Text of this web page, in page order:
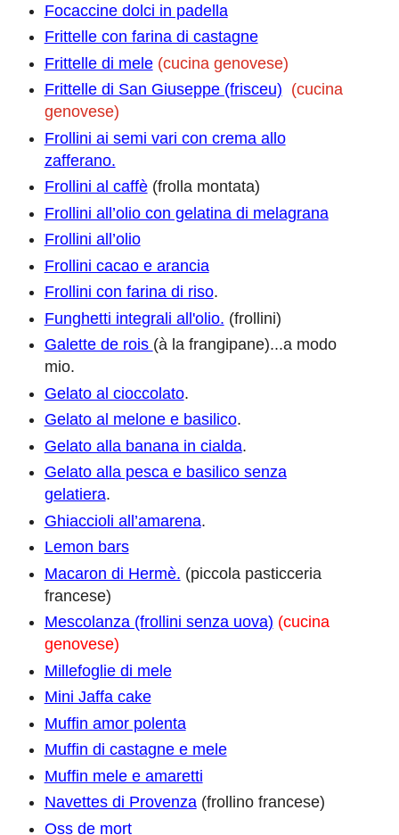
Focaccine dolci in padella
Frittelle con farina di castagne
Frittelle di mele (cucina genovese)
Frittelle di San Giuseppe (frisceu) (cucina
genovese)
Frollini ai semi vari con crema allo
zafferano.
Frollini al caffè(frolla montata)
Frollini all’olio con gelatina di melagrana
Frollini all’olio
Frollini cacao e arancia
Frollini con farina di riso.
Funghetti integrali all'olio. (frollini)
Galette de rois (à la frangipane)...a modo
mio.
Gelato al cioccolato.
Gelato al melone e basilico.
Gelato alla banana in cialda.
Gelato alla pesca e basilico senza
gelatiera.
Ghiaccioli all’amarena.
Lemon bars
Macaron di Hermè. (piccola pasticceria
francese)
Mescolanza (frollini senza uova) (cucina
genovese)
Millefoglie di mele
Mini Jaffa cake
Muffin amor polenta
Muffin di castagne e mele
Muffin mele e amaretti
Navettes di Provenza(frollino francese)
Oss de mort